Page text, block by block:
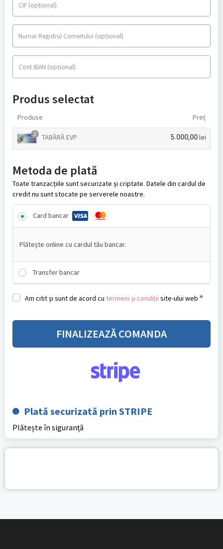
CIF (opțional)
Numar Registrul Comertului (opțional)
Cont IBAN (opțional)
Produs selectat
Produse Preț
2 TABĂRĂ EVP 5.000,00lei
Metoda de plată
Toate tranzacțiile sunt securizate și criptate. Datele din cardul de
credit nu sunt stocate pe serverele noastre.
Card bancar
Plătește online cu cardul tău bancar.
Transfer bancar
Am citit și sunt de acord cu termeni și condiții site-ului web *
FINALIZEAZĂ COMANDA
Plată securizată prin STRIPE
Plătește în siguranță